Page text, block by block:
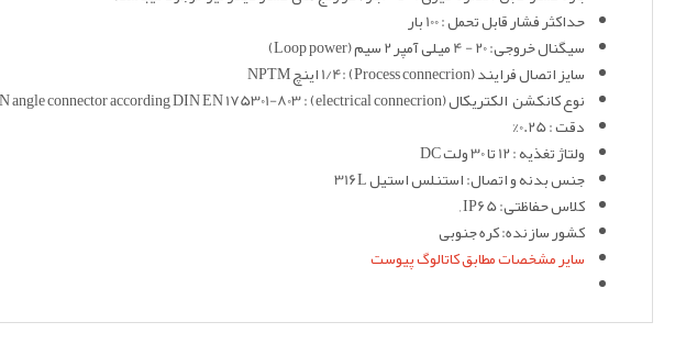
حداکثر فشار قابل تحمل : 100 بار
سیگنال خروجی: 20 - 4 میلی آمپر 2 سیم (Loop power)
سایز اتصال فرایند (Process connecrion) :1/4 اینچ NPTM
نوع کانکشن الکتریکال (electrical connecrion) : 4 PIN angle connector according DIN EN 175301-803
دقت : 0.25%
ولتاژ تغذیه : 12 تا 30 ولت DC
جنس بدنه و اتصال: استنلس استیل 316L
کلاس حفاظتی: IP65 ,
کشور سازنده: کره جنوبی
سایر مشخصات مطابق کاتالوگ پیوست